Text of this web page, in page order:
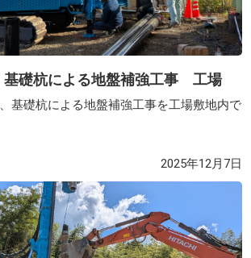
礎杭による地盤補強工事 工場
基礎杭による地盤補強工事を工場敷地内で
2025年12月7日